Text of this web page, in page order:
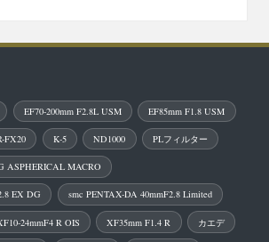
EF70-200mm F2.8L USM EF85mm F1.8 USM
FX20 K-5 ND1000 PLフィルター
ASPHERICAL MACRO
EX DG smc PENTAX-DA 40mmF2.8 Limited
24mmF4 R OIS XF35mm F1.4 R カエデ